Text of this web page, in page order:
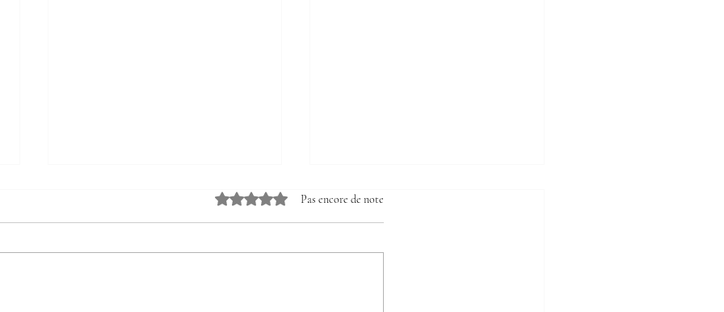
Noté 0 étoile sur 5.Pas encore de note